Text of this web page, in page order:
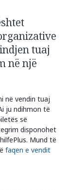
tuaj
në një
në vendin tuaj
ju ndihmon të
së
disponohet
Mund të
faqen e vendit